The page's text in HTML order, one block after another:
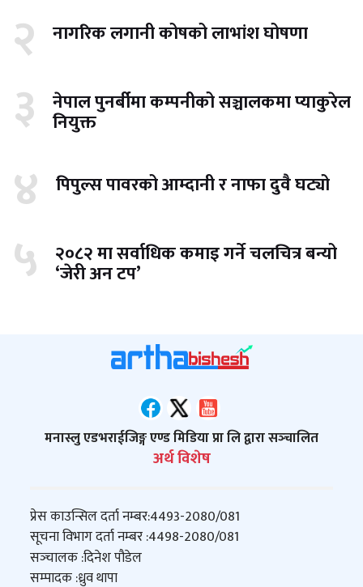
२ नागरिक लगानी कोषको लाभांश घोषणा
३ नेपाल पुनर्बीमा कम्पनीको सञ्चालकमा प्याकुरेल
नियुक्त
४ पिपुल्स पावरको आम्दानी र नाफा दुवै घट्यो
५ २०८२ मा सर्वाधिक कमाइ गर्ने चलचित्र बन्यो
‘जेरी अन टप’
मनास्लु एडभराईजिङ्ग एण्ड मिडिया प्रा लि द्वारा सञ्‍चालित
अर्थ विशेष
प्रेस काउन्सिल दर्ता नम्बर:4493-2080/081
सूचना विभाग दर्ता नम्बर :4498-2080/081
सञ्‍चालक :दिनेश पौडेल
सम्पादक :ध्रुव थापा